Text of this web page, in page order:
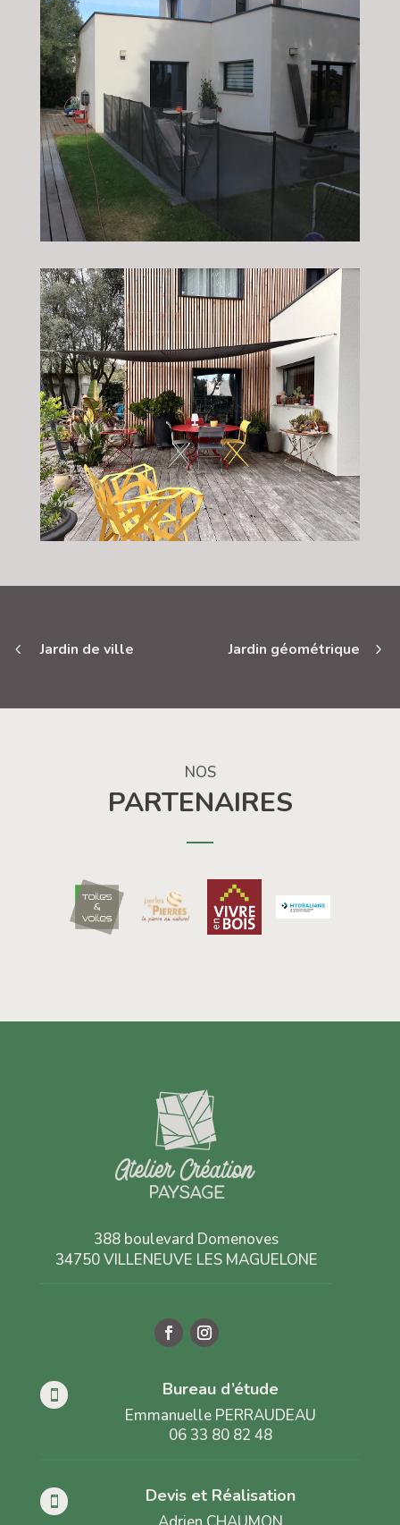
Jardin géométrique
Jardin de ville
NOS
PARTENAIRES
388 boulevard Domenoves
34750 VILLENEUVE LES MAGUELONE
 Bureau d’étude
Emmanuelle PERRAUDEAU
06 33 80 82 48
 Devis et Réalisation